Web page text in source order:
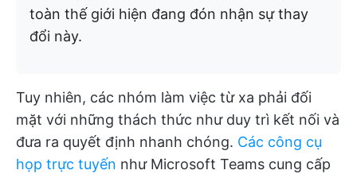
toàn thế giới hiện đang đón nhận sự thay
đổi này.
Tuy nhiên, các nhóm làm việc từ xa phải đối
mặt với những thách thức như duy trì kết nối và
đưa ra quyết định nhanh chóng. Các công cụ
họp trực tuyến như Microsoft Teams cung cấp